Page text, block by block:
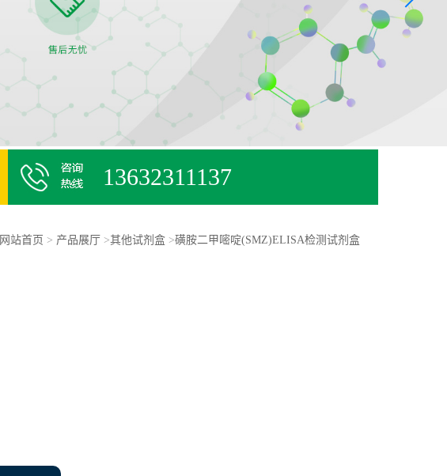
13632311137
网站首页 > 产品展厅 >其他试剂盒>磺胺二甲嘧啶(SMZ)ELISA检测试剂盒